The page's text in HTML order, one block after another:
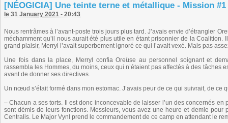
[NÉOGICIA] Une teinte terne et métallique - Mission
le 31 January 2021 - 20:43
Nous rentrâmes à l’avant-poste trois jours plus tard. J’avais envie d’étrangler
méchamment qu’il nous aurait été plus utile en étant prisonnier de la
grand plaisir, Merryl l’avait superbement ignoré ce qui l’avait vexé. Mais pas
Une fois dans la place, Merryl confia Oreüse au personnel soignant et
rassembla les Hommes, du moins, ceux qui n’étaient pas affectés à des
avant de donner ses directives.
Un nœud s’était formé dans mon estomac. J’avais peur de ce qui suivrait, de ce
– Chacun a ses torts. Il est donc inconcevable de laisser l’un des concernés
sont démis de leurs fonctions. Messieurs, vous avez une heure et demie
Centralis. Le Major Vynl prend le commandement de ce camp en attendant le